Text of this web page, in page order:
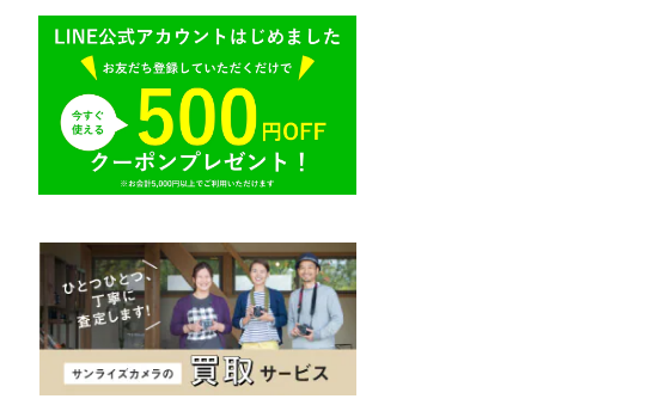
SONY（ソニー）
SIGMA（シグマ）
TAMRON（タムロン）
K&F（ケーアンドエフ）
AR（コニカ）
O（その他）